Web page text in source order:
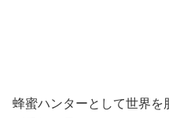
蜂蜜ハンターとして世界を